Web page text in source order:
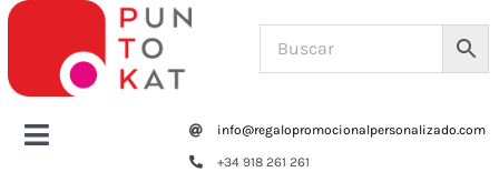
Saltar
contenido
Toggle
info@regalopromocionalpersonalizado.com
+34 918 261 261